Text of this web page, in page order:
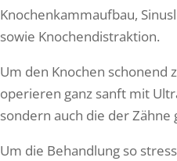
Knochenkammaufbau,
sowie Knochendistraktion.
Um den Knochen schonend
operieren ganz sanft mit
sondern auch die der Zähne
Um die Behandlung so